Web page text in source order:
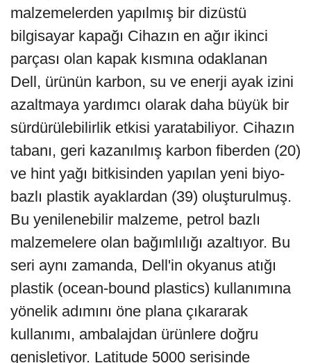
malzemelerden yapılmış bir dizüstü
bilgisayar kapağı Cihazın en ağır ikinci
parçası olan kapak kısmına odaklanan
Dell, ürünün karbon, su ve enerji ayak izini
azaltmaya yardımcı olarak daha büyük bir
sürdürülebilirlik etkisi yaratabiliyor. Cihazın
tabanı, geri kazanılmış karbon fiberden (20)
ve hint yağı bitkisinden yapılan yeni biyo-
bazlı plastik ayaklardan (39) oluşturulmuş.
Bu yenilenebilir malzeme, petrol bazlı
malzemelere olan bağımlılığı azaltıyor. Bu
seri aynı zamanda, Dell'in okyanus atığı
plastik (ocean-bound plastics) kullanımına
yönelik adımını öne plana çıkararak
kullanımı, ambalajdan ürünlere doğru
genişletiyor. Latitude 5000 serisinde